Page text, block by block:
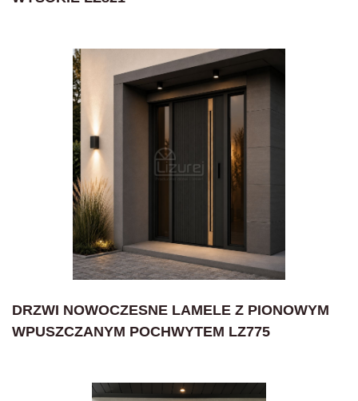
DRZWI NOWOCZESNE LAMELE Z PIONOWYM
WPUSZCZANYM POCHWYTEM LZ775